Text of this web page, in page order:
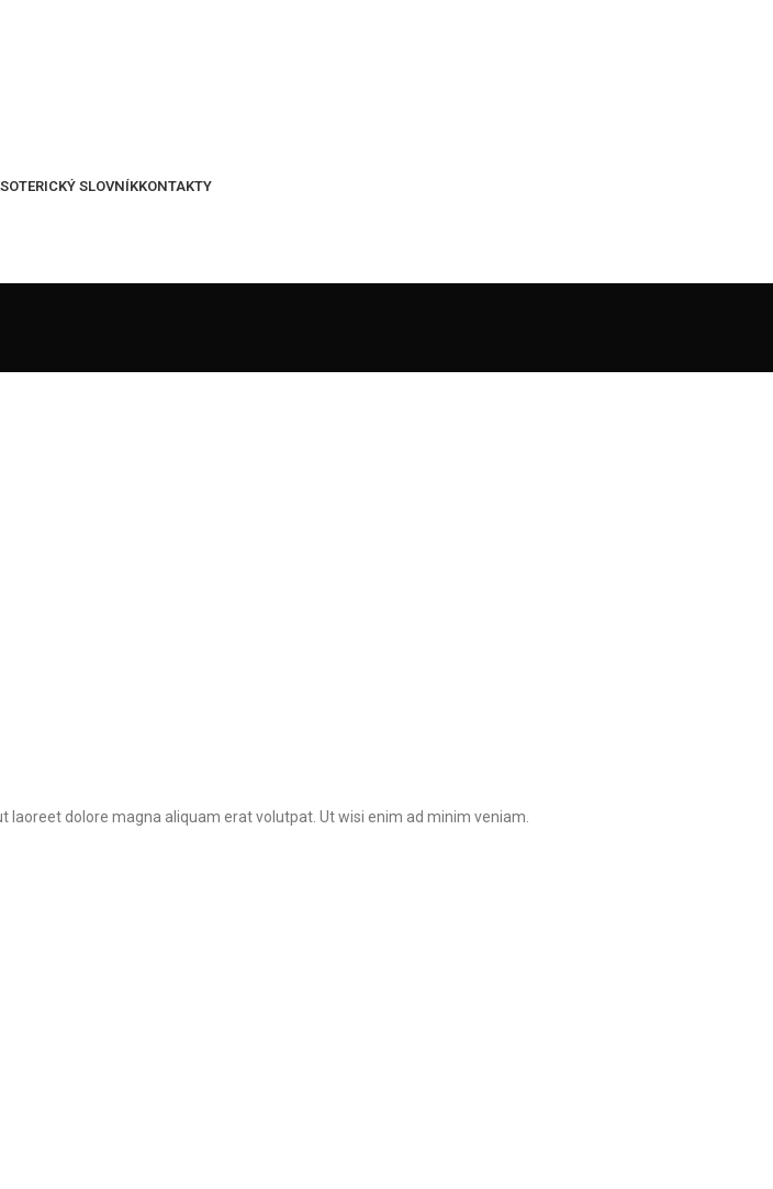
SLOVNÍKKONTAKTY
dolore magna aliquam erat volutpat. Ut wisi enim ad minim veniam.